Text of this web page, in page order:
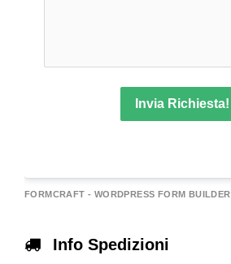
Invia Richiesta!
n
FORMCRAFT - WORDPRESS FORM BUILDER
Info Spedizioni